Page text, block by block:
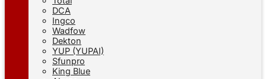
DCA
Ingco
Wadfow
Dekton
YUP (YUPAI)
Sfunpro
King Blue